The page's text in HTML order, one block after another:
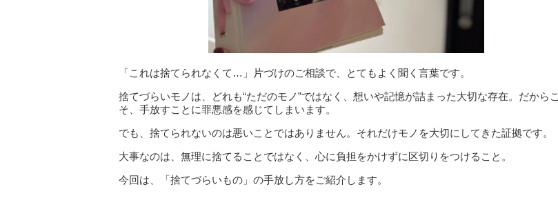
「これは捨てられなくて…」片づけのご相談で、とてもよく聞く言葉です。
捨てづらいモノは、どれも“ただのモノ”ではなく、想いや記憶が詰まった大切な存在。だからこ
そ、手放すことに罪悪感を感じてしまいます。
でも、捨てられないのは悪いことではありません。それだけモノを大切にしてきた証拠です。
大事なのは、無理に捨てることではなく、心に負担をかけずに区切りをつけること。
今回は、「捨てづらいもの」の手放し方をご紹介します。